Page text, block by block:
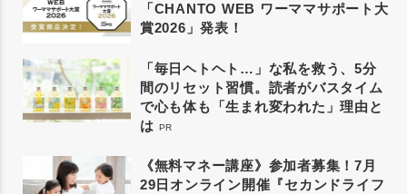
「CHANTO WEB ワーママサポート大
賞2026」発表！
「毎日ヘトヘト…」な私を救う、5分
間のリセット習慣。読者がバスタイム
で心も体も「生まれ変われた」理由と
は PR
《無料マネー講座》参加者募集！7月
29日オンライン開催『セカンドライフ